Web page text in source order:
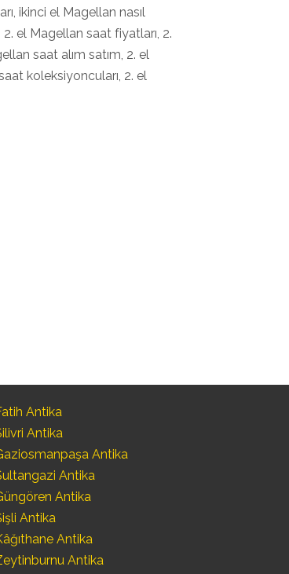
ikinci el Magellan nasıl
el Magellan saat fiyatları, 2.
saat alım satım, 2. el
koleksiyoncuları, 2. el
Antika
Antika
Antika
Antika
Antika
Antika
Antika
Antika